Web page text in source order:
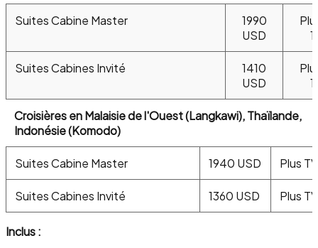
Suites Cabine Master
1990
USD
Suites Cabines Invité
1410
USD
Croisières en Malaisie de l'Ouest (Langkawi), Thaïlande,
Indonésie (Komodo)
Suites Cabine Master 1940 USD Plus
Suites Cabines Invité 1360 USD Plus
Inclus :